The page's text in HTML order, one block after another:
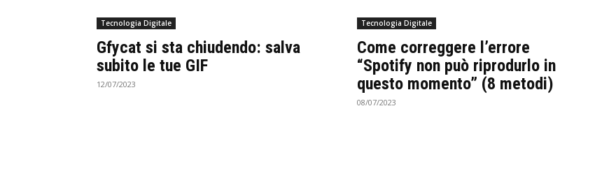
Tecnologia Digitale
Gfycat si sta chiudendo: salva
subito le tue GIF
12/07/2023
Tecnologia Digitale
Come correggere l’errore
“Spotify non può riprodurlo in
questo momento” (8 metodi)
08/07/2023